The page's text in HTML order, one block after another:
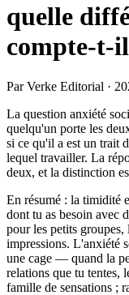
quelle
compte-t-
Par Verke Editorial ·
La question anxiété
quelqu'un porte les
si ce qu'il a est un trait
lequel travailler. La
deux, et la distinction
En résumé : la timidité
dont tu as besoin avec
pour les petits groupes,
impressions. L'anxiété
une cage — quand la
relations que tu tentes,
famille de sensations ;